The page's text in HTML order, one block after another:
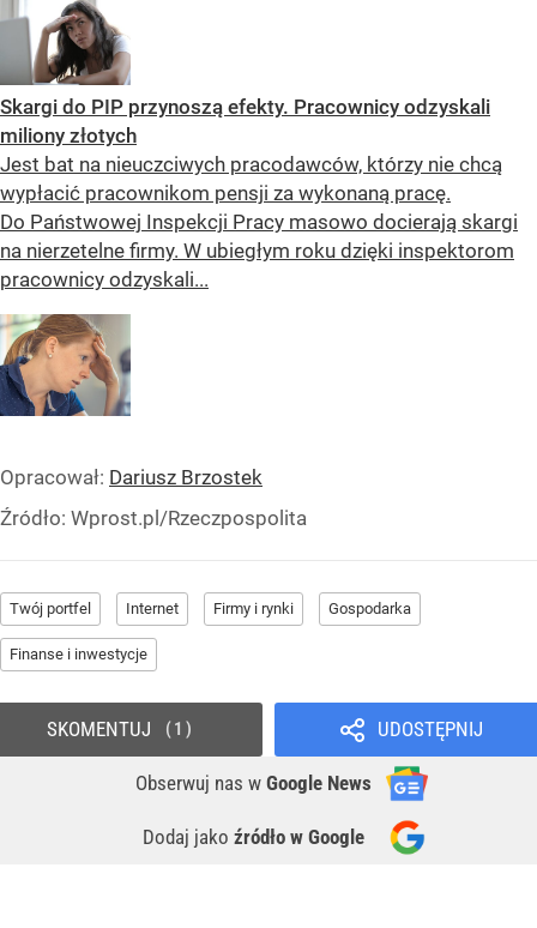
Skargi do PIP przynoszą efekty. Pracownicy odzyskali
miliony złotych
Jest bat na nieuczciwych pracodawców, którzy nie chcą
wypłacić pracownikom pensji za wykonaną pracę.
Do Państwowej Inspekcji Pracy masowo docierają skargi
na nierzetelne firmy. W ubiegłym roku dzięki inspektorom
pracownicy odzyskali...
Opracował: Dariusz Brzostek
Źródło: Wprost.pl/Rzeczpospolita
Twój portfel Internet Firmy i rynki Gospodarka
Finanse i inwestycje
UDOSTĘPNIJ
Obserwuj nas w Google News
Dodaj jako źródło w Google
SKOMENTUJ 1